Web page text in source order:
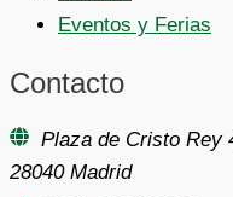
Eventos y Ferias
Contacto
Plaza de Cristo Rey
28040 Madrid